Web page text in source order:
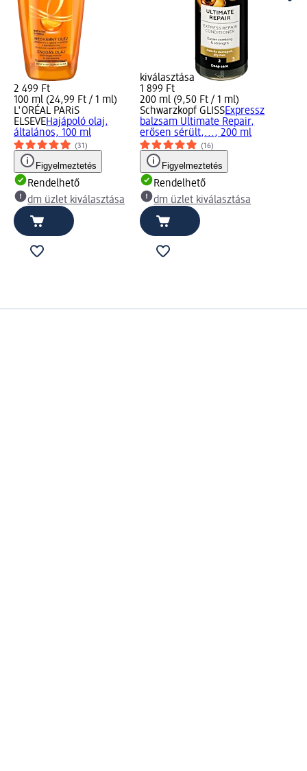
2 499 Ft
100 ml (24,99 Ft / 1 ml)
L'ORÉAL PARiS
ELSEVEHajápoló olaj,
általános, 100 ml
(31)
Figyelmeztetés
Rendelhető
dm üzlet kiválasztása
kiválasztása
1 899 Ft
200 ml (9,50 Ft / 1 ml)
Schwarzkopf GLISSExpressz
balzsam Ultimate Repair,
erősen sérült,..., 200 ml
(16)
Figyelmeztetés
Rendelhető
dm üzlet kiválasztása